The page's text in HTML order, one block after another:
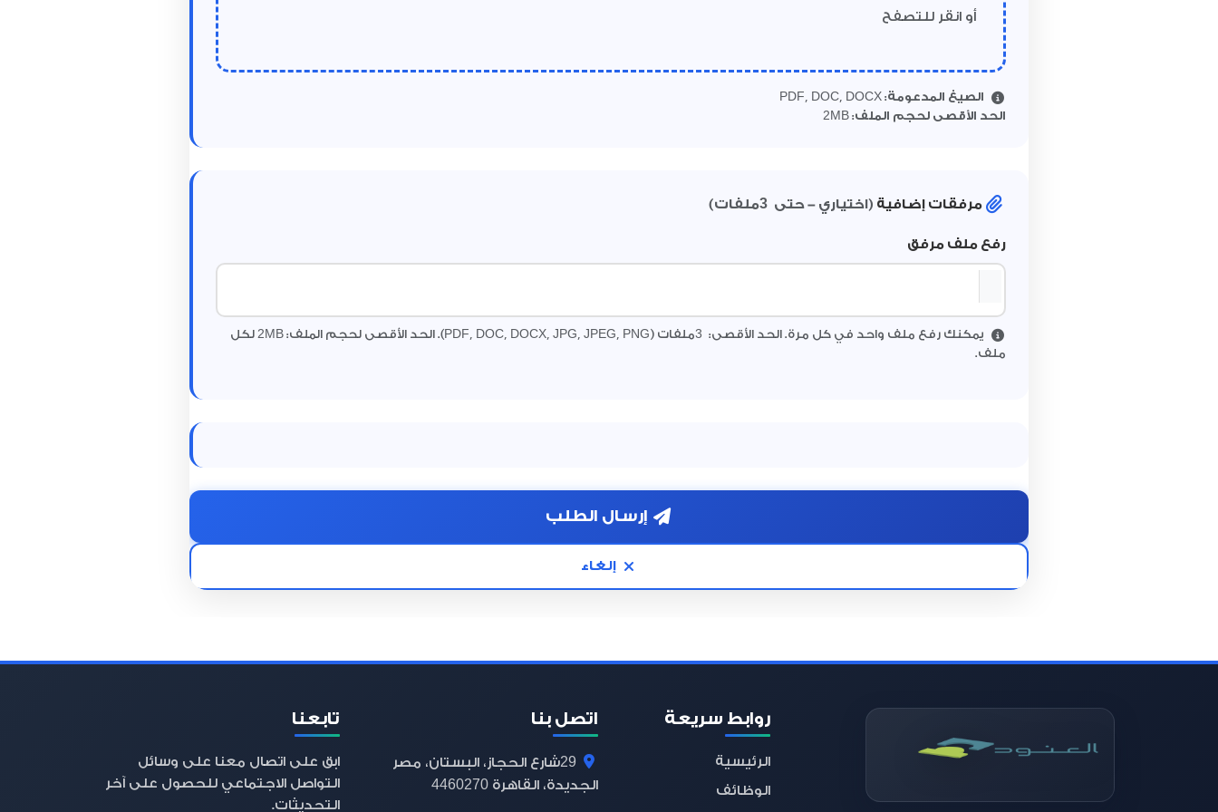
أو انقر للتصفح
الصيغ المدعومة: PDF, DOC, DOCX
الحد الأقصى لحجم الملف:
2 MB
مرفقات إضافية (اختياري - حتى 3ملفات)
رفع ملف مرفق
يمكنك رفع ملف واحد في كل مرة. الحد الأقصى: 3ملفات (PDF, DOC, DOCX, JPG, JPEG, PNG). الحد الأقصى لحجم الملف: 2 MB لكل
ملف.
إرسال الطلب
إلغاء
روابط سريعة
الرئيسية
الوظائف
اتصل بنا
29شارع الحجاز، البستان، مصر
الجديدة، القاهرة 4460270
تابعنا
ابق على اتصال معنا على وسائل
التواصل الاجتماعي للحصول على آخر
التحديثات.